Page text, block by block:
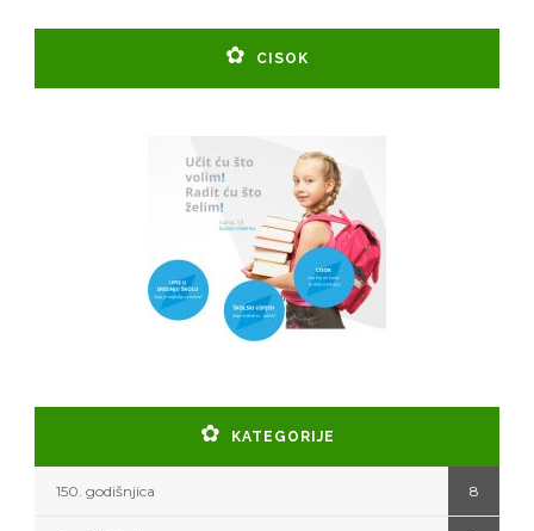
CISOK
KATEGORIJE
150. godišnjica 8